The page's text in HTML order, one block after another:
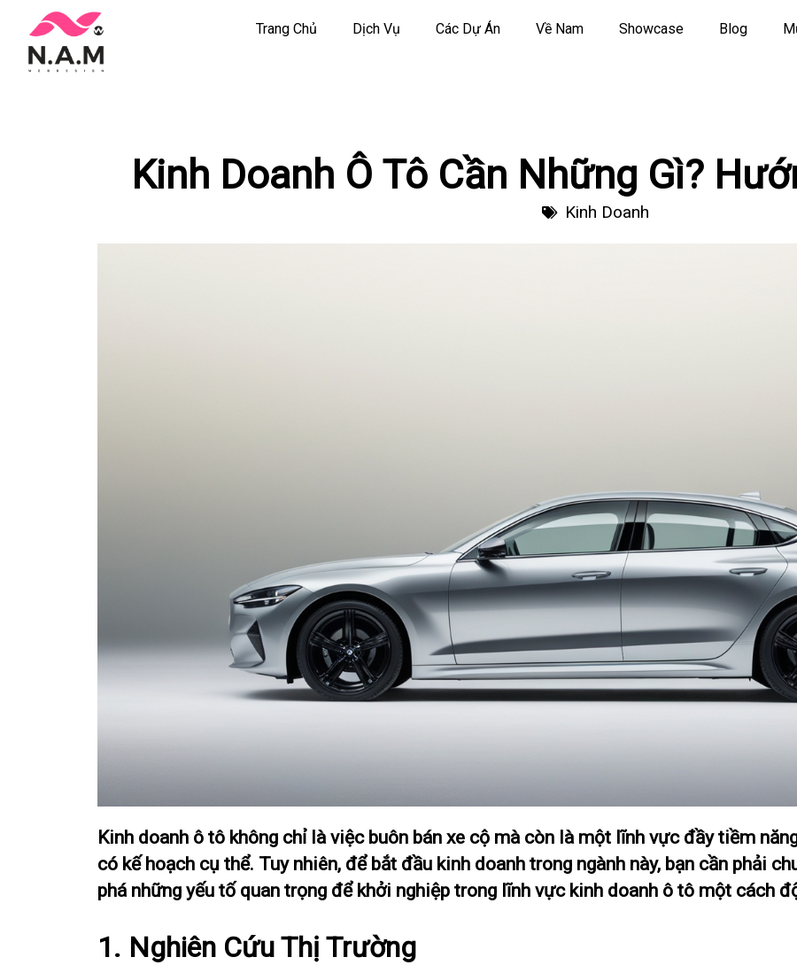
Chuyển
tới
Trang Chủ Dịch Vụ Các Dự Án Về Nam Showcase Blog
Kinh Doanh Ô Tô Cần Những Gì?
Kinh Doanh
Kinh doanh ô tô không chỉ là việc buôn bán xe cộ mà còn là một lĩnh vực đầy tiềm
có kế hoạch cụ thể. Tuy nhiên, để bắt đầu kinh doanh trong ngành này, bạn cần phải
phá những yếu tố quan trọng để khởi nghiệp trong lĩnh vực kinh doanh ô tô một cách
1. Nghiên Cứu Thị Trường